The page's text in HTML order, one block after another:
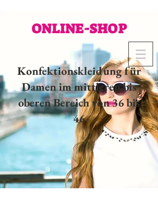
ONLINE-SHOP
Konfektionskleidung für
Damen im mittleren bis
oberen Bereich von 36 bis
46